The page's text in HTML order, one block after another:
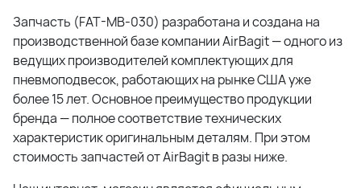
Запчасть (FAT-MB-030) разработана и создана на
производственной базе компании AirBagit — одного из
ведущих производителей комплектующих для
пневмоподвесок, работающих на рынке США уже
более 15 лет. Основное преимущество продукции
бренда — полное соответствие технических
характеристик оригинальным деталям. При этом
стоимость запчастей от AirBagit в разы ниже.